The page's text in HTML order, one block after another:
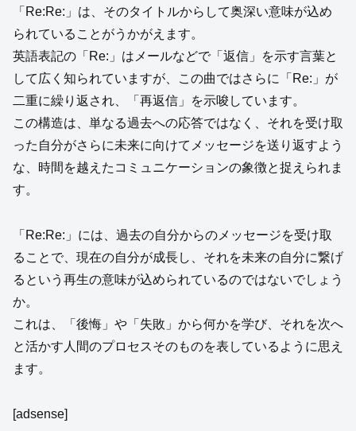
「Re:Re:」は、そのタイトルからして奥深い意味が込め
られていることがうかがえます。
英語表記の「Re:」はメールなどで「返信」を示す言葉と
して広く知られていますが、この曲ではさらに「Re:」が
二重に繰り返され、「再返信」を示唆しています。
この構造は、単なる過去への応答ではなく、それを受け取
った自分がさらに未来に向けてメッセージを送り返すよう
な、時間を越えたコミュニケーションの象徴と捉えられま
す。
「Re:Re:」には、過去の自分からのメッセージを受け取
ることで、現在の自分が成長し、それを未来の自分に繋げ
るという再生の意味が込められているのではないでしょう
か。
これは、「後悔」や「失敗」から何かを学び、それを次へ
と活かす人間のプロセスそのものを表しているように思え
ます。
[adsense]